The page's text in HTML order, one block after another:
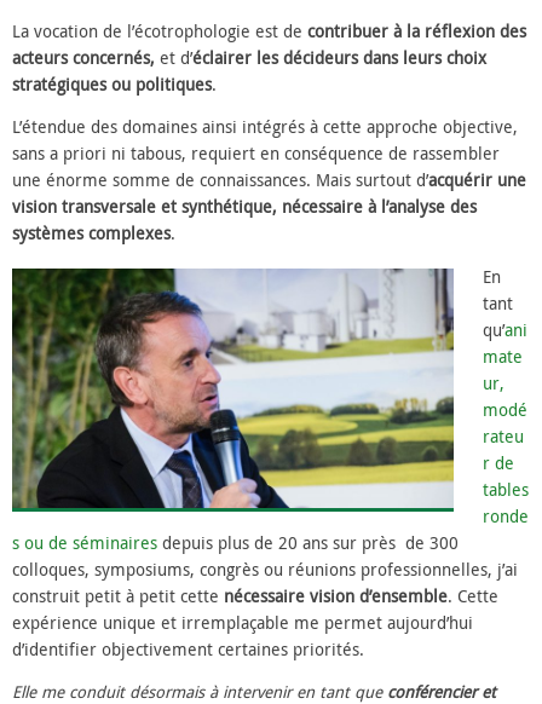
La vocation de l’écotrophologie est de contribuer à la réflexion des
acteurs concernés, et d’éclairer les décideurs dans leurs choix
stratégiques ou politiques.
L’étendue des domaines ainsi intégrés à cette approche objective,
sans a priori ni tabous, requiert en conséquence de rassembler
une énorme somme de connaissances. Mais surtout d’acquérir une
vision transversale et synthétique, nécessaire à l’analyse des
systèmes complexes.
En
tant
qu’ani
mate
ur,
modé
rateu
r de
tables
ronde
s ou de séminaires depuis plus de 20 ans sur près de 300
colloques, symposiums, congrès ou réunions professionnelles, j’ai
construit petit à petit cette nécessaire vision d’ensemble. Cette
expérience unique et irremplaçable me permet aujourd’hui
d’identifier objectivement certaines priorités.
Elle me conduit désormais à intervenir en tant que conférencier et